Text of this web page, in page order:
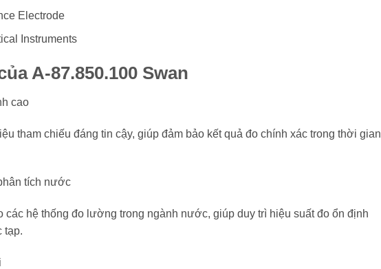
Electrode
Instruments
A-87.850.100 Swan
cao
tham chiếu đáng tin cậy, giúp đảm bảo kết quả đo chính xác trong thời gian
tích nước
hệ thống đo lường trong ngành nước, giúp duy trì hiệu suất đo ổn định
tạp.